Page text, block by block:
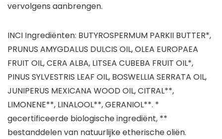
vervolgens aanbrengen.
INCI Ingrediënten: BUTYROSPERMUM PARKII BUTTER*,
PRUNUS AMYGDALUS DULCIS OIL, OLEA EUROPAEA
FRUIT OIL, CERA ALBA, LITSEA CUBEBA FRUIT OIL*,
PINUS SYLVESTRIS LEAF OIL, BOSWELLIA SERRATA OIL,
JUNIPERUS MEXICANA WOOD OIL, CITRAL**,
LIMONENE**, LINALOOL**, GERANIOL**. *
gecertificeerde biologische ingrediënt, **
bestanddelen van natuurlijke etherische oliën.